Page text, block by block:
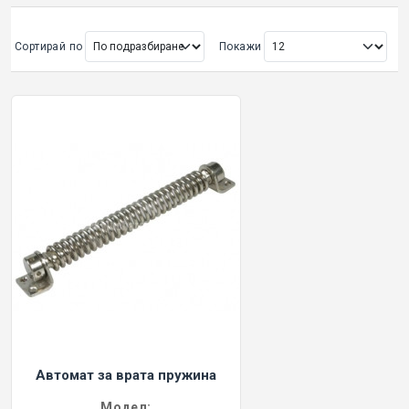
ОРИГИНАЛНИ АВТОКЛЮЧОВЕ
Покажи всички
АВТОКЛЮЧАЛКИ И ЧАСТИ
ЕМУЛАТОРИ
МАСЛА, ХИМИЯ И СПРЕЙОВЕ VOULIS
КУТИЙКИ ЗА АЛАРМИ
Сортирай по Покажи
Автомат за врата пружина